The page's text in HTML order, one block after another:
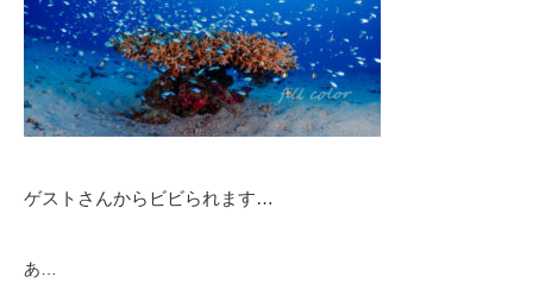
ゲストさんからビビられます…
あ…